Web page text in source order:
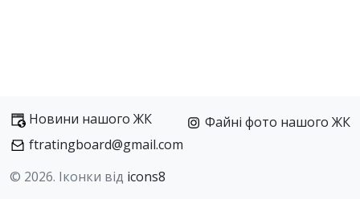
Новини нашого ЖК
Файні фото нашого ЖК
ftratingboard@gmail.com
© 2026. Іконки від icons8